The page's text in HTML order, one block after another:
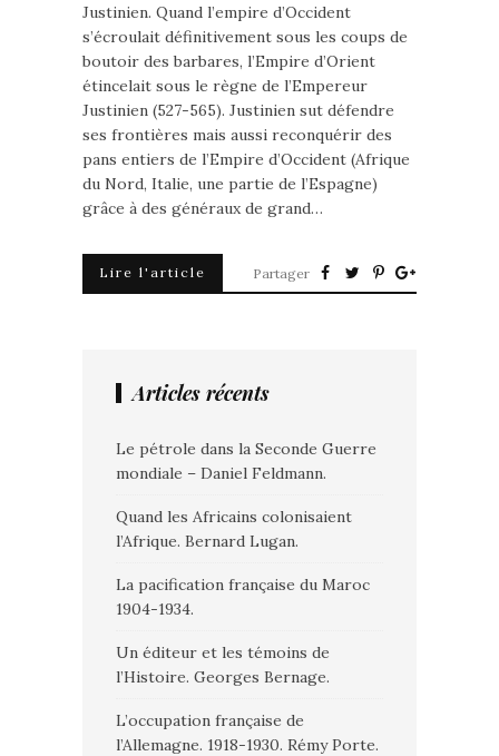
Justinien. Quand l’empire d’Occident
s’écroulait définitivement sous les coups de
boutoir des barbares, l’Empire d’Orient
étincelait sous le règne de l’Empereur
Justinien (527-565). Justinien sut défendre
ses frontières mais aussi reconquérir des
pans entiers de l’Empire d’Occident (Afrique
du Nord, Italie, une partie de l’Espagne)
grâce à des généraux de grand…
Lire l'article Partager
Articles récents
Le pétrole dans la Seconde Guerre
mondiale – Daniel Feldmann.
Quand les Africains colonisaient
l’Afrique. Bernard Lugan.
La pacification française du Maroc
1904-1934.
Un éditeur et les témoins de
l’Histoire. Georges Bernage.
L’occupation française de
l’Allemagne. 1918-1930. Rémy Porte.